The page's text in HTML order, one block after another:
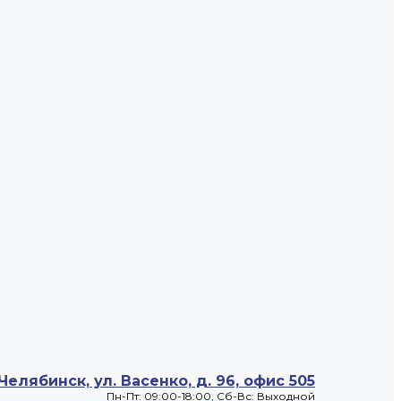
ул. Васенко, д. 96, офис 505
Пн-Пт: 09:00-18:00, Cб-Вс: Выходной